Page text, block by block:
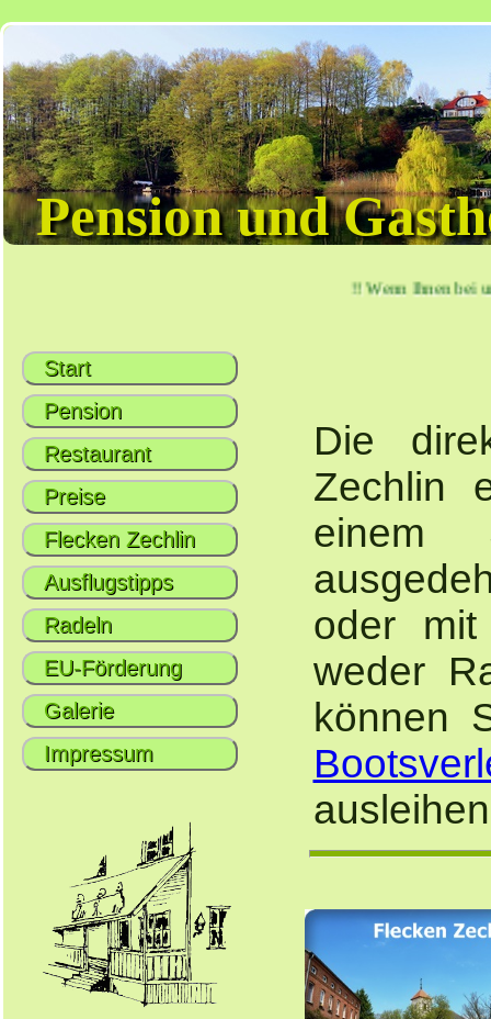
Pension und
!! Wenn Ihnen bei
Start
Pension
Restaurant
Preise
Flecken Zechlin
Ausflugstipps
Radeln
EU-Förderung
Galerie
Impressum
Die
Zechlin
einem
oder
weder
können